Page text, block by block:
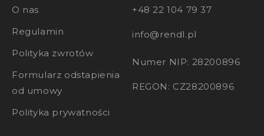
O nas
Regulamin
Polityka zwrotów
Formularz odstapienia
od umowy
Polityka prywatności
+48 22 104 79 37
info@rendl.pl
Numer NIP: 28200896
REGON: CZ28200896